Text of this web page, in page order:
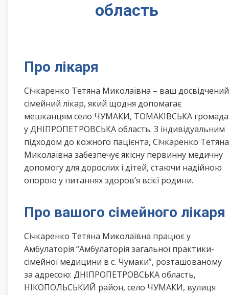
область
Про лікаря
Січкаренко Тетяна Миколаївна – ваш досвідчений
сімейний лікар, який щодня допомагає
мешканцям село ЧУМАКИ, ТОМАКІВСЬКА громада
у ДНІПРОПЕТРОВСЬКА область. З індивідуальним
підходом до кожного пацієнта, Січкаренко Тетяна
Миколаївна забезпечує якісну первинну медичну
допомогу для дорослих і дітей, стаючи надійною
опорою у питаннях здоров’я всієї родини.
Про вашого сімейного лікаря
Січкаренко Тетяна Миколаївна працює у
Амбулаторія “Амбулаторія загальної практики-
сімейної медицини в с. Чумаки”, розташованому
за адресою: ДНІПРОПЕТРОВСЬКА область,
НІКОПОЛЬСЬКИЙ район, село ЧУМАКИ, вулиця